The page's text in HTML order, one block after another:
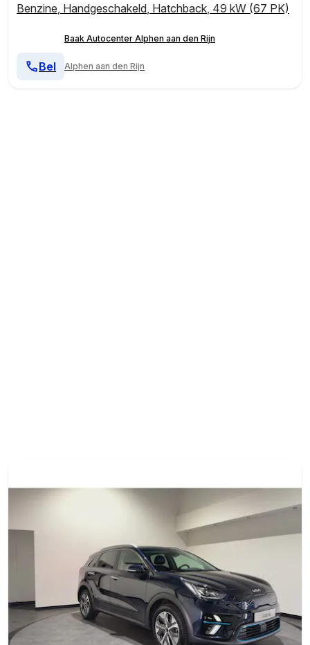
Benzine, Handgeschakeld, Hatchback, 49 kW (67 PK)
Baak Autocenter Alphen aan den Rijn
Alphen aan den Rijn
Bel